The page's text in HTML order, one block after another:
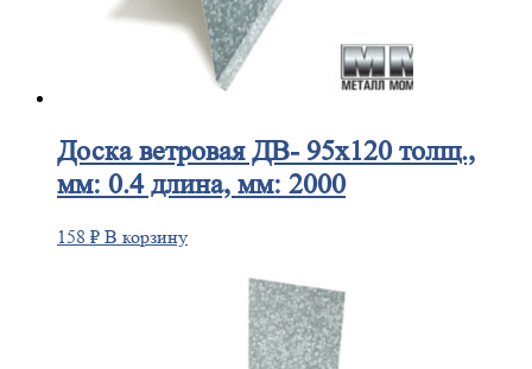
Доскаветровая ДВ- 95х120 толщ.,
мм: 0.4 длина, мм: 2000
158 ₽ В корзину